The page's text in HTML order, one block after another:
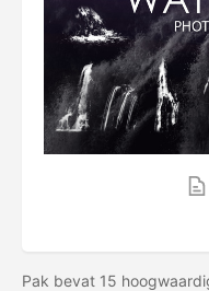
Pak bevat 15